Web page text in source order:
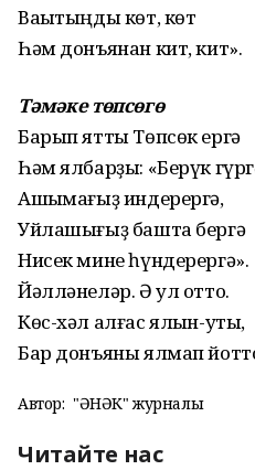
Ваҡытыңды көт, көт
Һәм донъянан кит, кит».
Тәмәке төпсөгө
Барып ятты Төпсөк ергә
Һәм ялбарҙы: «Берүк
Ашыҡмағыҙ индерергә,
Уйлашығыҙ башта бергә
Нисек мине һүндерергә».
Йәлләнеләр. Ә ул отто.
Көс-хәл алғас ялҡын-уты,
Бар донъяны ялмап
Автор: "ҺӘНӘК" журналы
Читайте нас